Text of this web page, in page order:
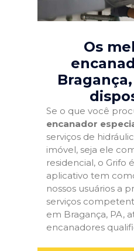
Os
Se o que você
encanador
serviços de
imóvel, seja ele
residencial, o Grifo
aplicativo tem
nossos usuários a
serviços
em Bragança, PA,
encanadores